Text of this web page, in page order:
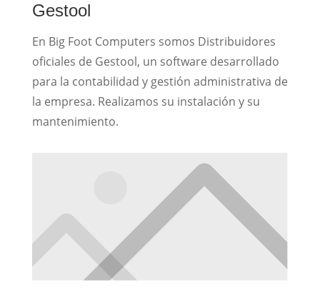
Gestool
En Big Foot Computers somos Distribuidores
oficiales de Gestool, un software desarrollado
para la contabilidad y gestión administrativa de
la empresa. Realizamos su instalación y su
mantenimiento.